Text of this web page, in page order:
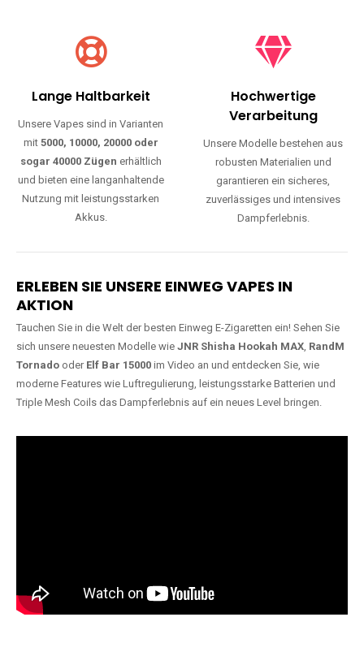
Lange Haltbarkeit
Unsere Vapes sind in Varianten
mit 5000, 10000, 20000 oder
sogar 40000 Zügen erhältlich
und bieten eine langanhaltende
Nutzung mit leistungsstarken
Akkus.
Hochwertige
Verarbeitung
Unsere Modelle bestehen aus
robusten Materialien und
garantieren ein sicheres,
zuverlässiges und intensives
Dampferlebnis.
ERLEBEN SIE UNSERE EINWEG VAPES IN
AKTION
Tauchen Sie in die Welt der besten Einweg E-Zigaretten ein! Sehen Sie
sich unsere neuesten Modelle wie JNR Shisha Hookah MAX, RandM
Tornado oder Elf Bar 15000 im Video an und entdecken Sie, wie
moderne Features wie Luftregulierung, leistungsstarke Batterien und
Triple Mesh Coils das Dampferlebnis auf ein neues Level bringen.